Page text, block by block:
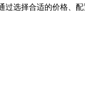
选择合适的价格、